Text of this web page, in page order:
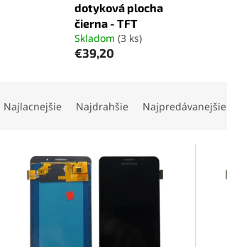
dotyková plocha
čierna - TFT
Skladom (3 ks)
€39,20
Najlacnejšie Najdrahšie Najpredávanejšie